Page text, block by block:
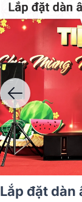
Lắp đặt dàn